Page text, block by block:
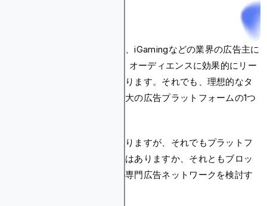
暗号通貨、ブロックチェーン、iGamingなどの業界の広告主に
とって、Metaの制限により、オーディエンスに効果的にリー
チすることが難しい場合があります。それでも、理想的なタ
ーゲットを達成するための最大の広告プラットフォームの1つ
メタ広告には無数の制限がありますが、それでもプラットフ
ォームを広告に使用する価値はありますか、それともブロッ
クチェーン広告のような他の専門広告ネットワークを検討す